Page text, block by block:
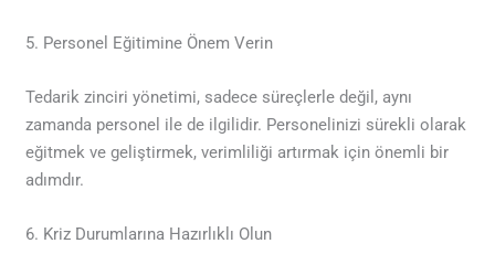
5. Personel Eğitimine Önem Verin
Tedarik zinciri yönetimi, sadece süreçlerle değil, aynı
zamanda personel ile de ilgilidir. Personelinizi sürekli olarak
eğitmek ve geliştirmek, verimliliği artırmak için önemli bir
adımdır.
6. Kriz Durumlarına Hazırlıklı Olun